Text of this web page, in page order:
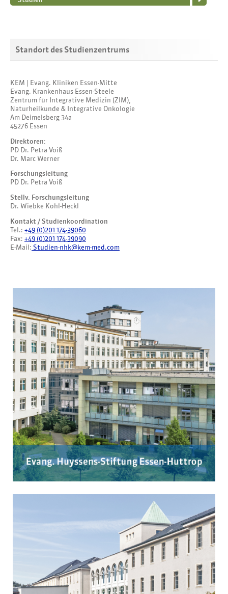
Standort des Studienzentrums
KEM | Evang. Kliniken Essen-Mitte
Evang. Krankenhaus Essen-Steele
Zentrum für Integrative Medizin (ZIM),
Naturheilkunde & Integrative Onkologie
Am Deimelsberg 34a
45276 Essen
Direktoren:
PD Dr. Petra Voiß
Dr. Marc Werner
Forschungsleitung
PD Dr. Petra Voiß
Stellv. Forschungsleitung
Dr. Wiebke Kohl-Heckl
Kontakt / Studienkoordination
Tel.: +49 (0)201 174-39060
Fax: +49 (0)201 174-39090
E-Mail: Studien-nhk@kem-med.com